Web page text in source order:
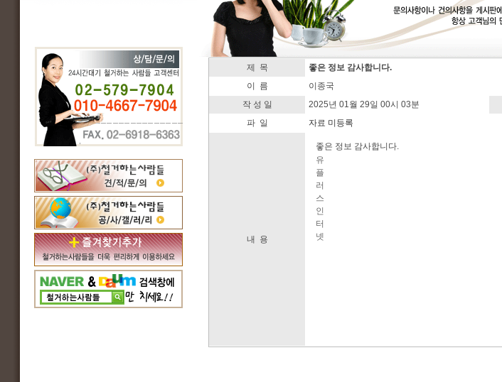
제 목
좋은 정보 감사합니다.
이 름
이종국
작 성 일
2025년 01월 29일 00시 03분
파 일
자료 미등록
내 용
좋은 정보 감사합니다.
유
플
러
스
인
터
넷